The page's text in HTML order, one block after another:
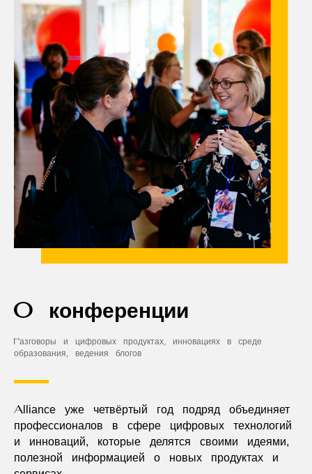
О конференции
Разговоры и цифровых продуктах, инновациях в среде
образования, ведения блогов
Alliance уже четвёртый год подряд объединяет
профессионалов в сфере цифровых технологий
и инноваций, которые делятся своими идеями,
полезной информацией о новых продуктах и